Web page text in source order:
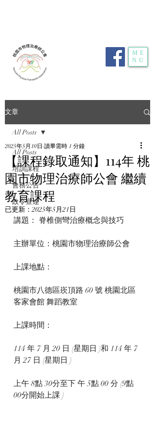
ME
NU
文章
All Posts
培訓課程
會務公告
政令宣達
All Posts
【課程錄取通知】114年 桃
園市物理治療師公會 繼續
教育課程
2025年5月10日 讀畢需時 1 分鐘
已更新：2025年5月21日
講題： 脊椎側彎治療概念與技巧
主辦單位：桃園市物理治療師公會
上課地點：
桃園市八德區崁頂路 60 號 桃園北區
客家會館 舞蹈教室
上課時間：
114 年 7 月 20 日 (星期日 )和 114 年 7
月 27 日 (星期日 )
上午 8點 30分至下 午 5點 00 分 (9點
00分開始上課 )